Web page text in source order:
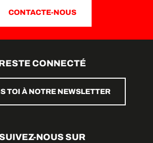
CONTACTE-NOUS
CONNECTÉ
TOI À NOTRE NEWSLETTER
NOUS SUR